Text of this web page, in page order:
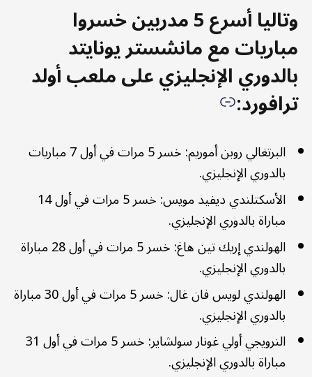
وتاليا أسرع 5 مدربين خسروا
مباريات مع مانشستر يونايتد
بالدوري الإنجليزي على ملعب أولد
ترافورد:
البرتغالي روبن أموريم: خسر 5 مرات في أول 7 مباريات
بالدوري الإنجليزي.
الأسكتلندي ديفيد مويس: خسر 5 مرات في أول 14
مباراة بالدوري الإنجليزي.
الهولندي إريك تين هاغ: خسر 5 مرات في أول 28 مباراة
بالدوري الإنجليزي.
الهولندي لويس فان غال: خسر 5 مرات في أول 30 مباراة
بالدوري الإنجليزي.
النرويجي أولي غونار سولشاير: خسر 5 مرات في أول 31
مباراة بالدوري الإنجليزي.